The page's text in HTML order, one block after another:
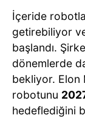
İçeride
getirebiliyor
başlandı.
dönemlerde
bekliyor. Elon
robotunu
hedeflediğini